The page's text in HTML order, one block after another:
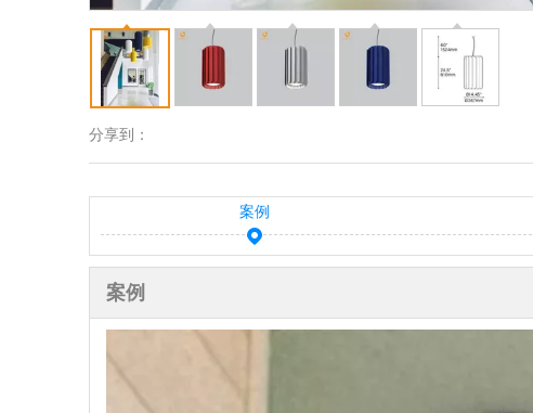
分享到：
案例
案例